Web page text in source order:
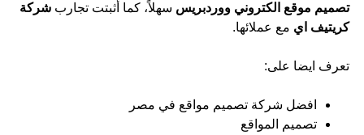
تصميم موقع الكتروني ووردبريس سهلاً، كما أثبتت تجارب شركة
كريتيف اي مع عملائها.
تعرف ايضا على:
افضل شركة تصميم مواقع في مصر
تصميم المواقع